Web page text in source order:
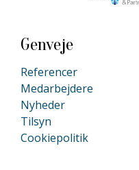
Genveje
Referencer
Medarbejdere
Nyheder
Tilsyn
Cookiepolitik